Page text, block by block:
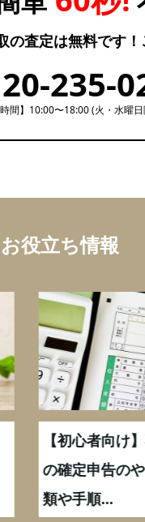
の査定は無料です！
235-
時間】10:00〜18:00 (火・水曜
役立ち情報
【初心者向け
の確定申告の
類や手順...